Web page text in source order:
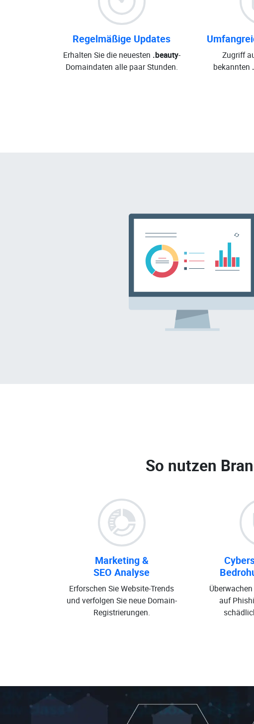
Regelmäßige Updates
Erhalten Sie die neuesten .beauty-
Domaindaten alle paar Stunden.
Zugriff
bekannten
So nutzen
Marketing &
SEO Analyse
Erforschen Sie Website-Trends
und verfolgen Sie neue Domain-
Registrierungen.
auf